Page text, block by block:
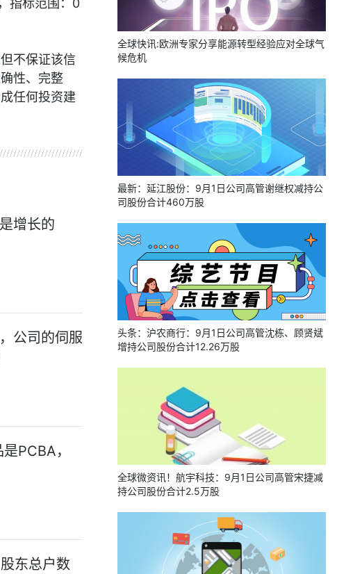
指标范围：0
不保证该信
性、完整
任何投资建
增长的
公司的伺服
PCBA，
东总户数
全球快讯:欧洲专家分享能源转型经验应对全球气
候危机
最新：延江股份：9月1日公司高管谢继权减持公
司股份合计460万股
头条：沪农商行：9月1日公司高管沈栋、顾贤斌
增持公司股份合计12.26万股
全球微资讯！航宇科技：9月1日公司高管宋捷减
持公司股份合计2.5万股